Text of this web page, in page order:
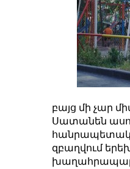
բայց մի չար
Սատանեն
զբաղվում